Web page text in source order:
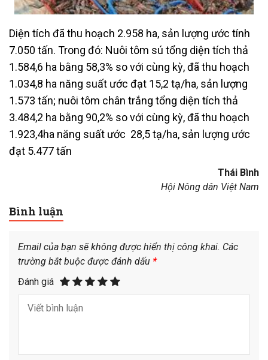
Diện tích đã thu hoạch 2.958 ha, sản lượng ước tính
7.050 tấn. Trong đó: Nuôi tôm sú tổng diện tích thả
1.584,6 ha bằng 58,3% so với cùng kỳ, đã thu hoạch
1.034,8 ha năng suất ước đạt 15,2 tạ/ha, sản lượng
1.573 tấn; nuôi tôm chân trắng tổng diện tích thả
3.484,2 ha bằng 90,2% so với cùng kỳ, đã thu hoạch
1.923,4ha năng suất ước 28,5 tạ/ha, sản lượng ước
đạt 5.477 tấn
Thái Bình
Hội Nông dân Việt Nam
Bình luận
Email của bạn sẽ không được hiển thị công khai. Các
trường bắt buộc được đánh dấu *
Đánh giá